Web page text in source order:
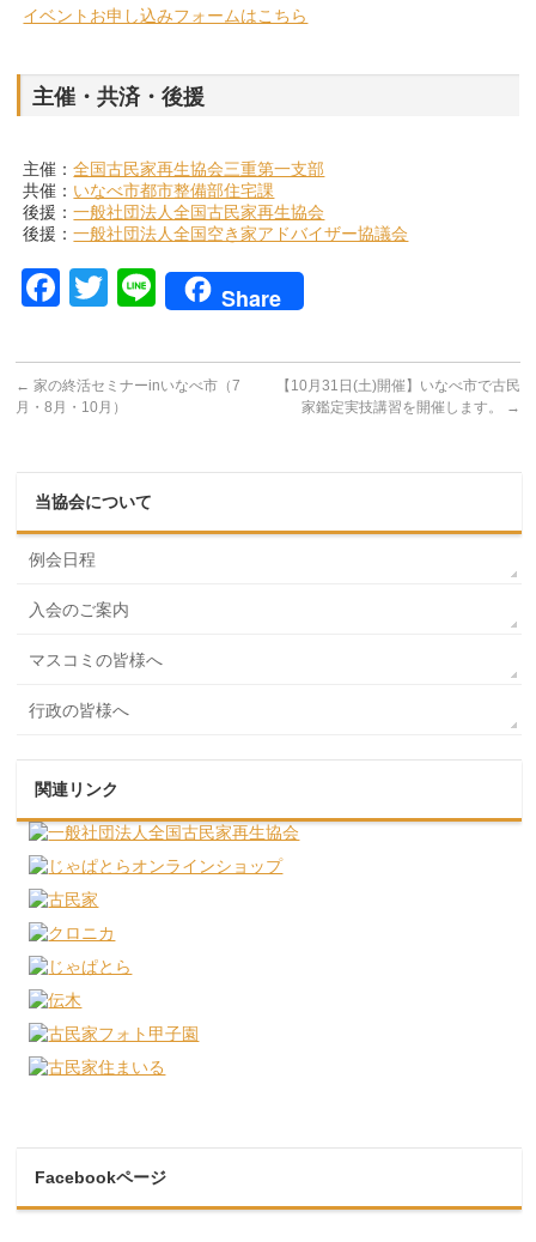
イベントお申し込みフォームはこちら
主催・共済・後援
主催：全国古民家再生協会三重第一支部
共催： いなべ市都市整備部住宅課
後援：一般社団法人全国古民家再生協会
後援：一般社団法人全国空き家アドバイザー協議会
Facebook
Twitter
LineShare
← 家の終活セミナーinいなべ市（7
月・8月・10月）
【10月31日(土)開催】いなべ市で古民
家鑑定実技講習を開催します。
→
当協会について
例会日程
入会のご案内
マスコミの皆様へ
行政の皆様へ
関連リンク
Facebookページ